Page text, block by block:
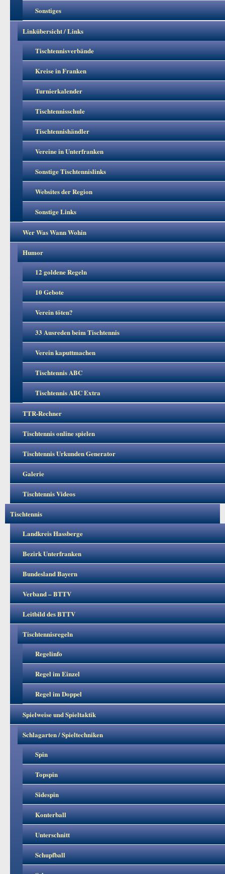
Sonstiges
Linkübersicht / Links
Tischtennisverbände
Kreise in Franken
Turnierkalender
Tischtennisschule
Tischtennishändler
Vereine in Unterfranken
Sonstige Tischtennislinks
Websites der Region
Sonstige Links
Wer Was Wann Wohin
Humor
12 goldene Regeln
10 Gebote
Verein töten?
33 Ausreden beim Tischtennis
Verein kaputtmachen
Tischtennis ABC
Tischtennis ABC Extra
TTR-Rechner
Tischtennis online spielen
Tischtennis Urkunden Generator
Galerie
Tischtennis Videos
Tischtennis
Landkreis Hassberge
Bezirk Unterfranken
Bundesland Bayern
Verband – BTTV
Leitbild des BTTV
Tischtennisregeln
Regelinfo
Regel im Einzel
Regel im Doppel
Spielweise und Spieltaktik
Schlagarten / Spieltechniken
Spin
Topspin
Sidespin
Konterball
Unterschnitt
Schupfball